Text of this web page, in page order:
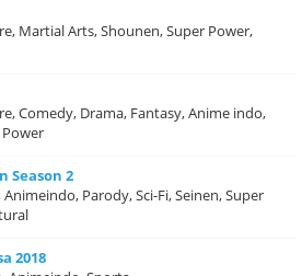
Martial Arts, Shounen, Super Power,
Comedy, Drama, Fantasy, Anime indo,
Season 2
Parody, Sci-Fi, Seinen, Super
2018